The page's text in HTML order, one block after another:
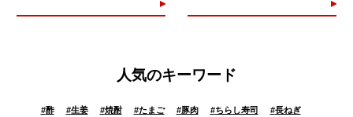
人気のキーワード
#酢 #生姜 #焼酎 #たまご #豚肉 #ちらし寿司 #長ねぎ